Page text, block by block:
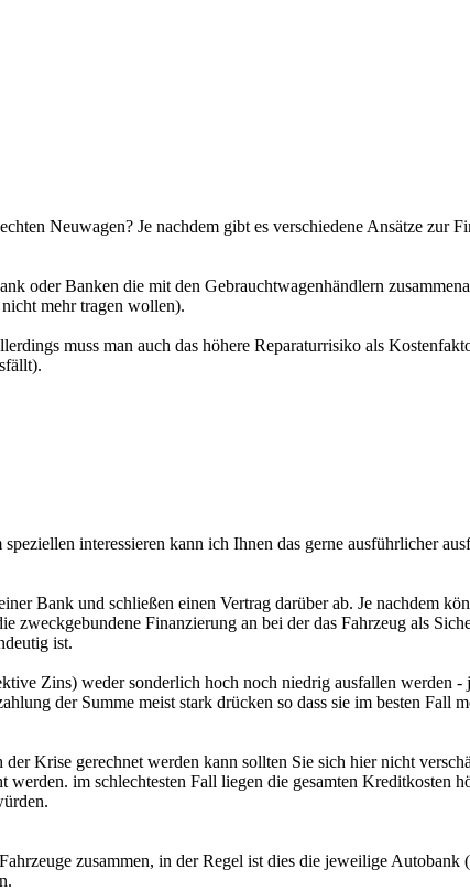
Neuwagen? Je nachdem gibt es verschiedene Ansätze zur
oder Banken die mit den Gebrauchtwagenhändlern
mehr tragen wollen).
muss man auch das höhere Reparaturrisiko als
interessieren kann ich Ihnen das gerne ausführlicher
Bank und schließen einen Vertrag darüber ab. Je nachdem
zweckgebundene Finanzierung an bei der das Fahrzeug als
ist.
Zins) weder sonderlich hoch noch niedrig ausfallen werden -
der Summe meist stark drücken so dass sie im besten Fall
Krise gerechnet werden kann sollten Sie sich hier nicht
im schlechtesten Fall liegen die gesamten Kreditkosten
zusammen, in der Regel ist dies die jeweilige